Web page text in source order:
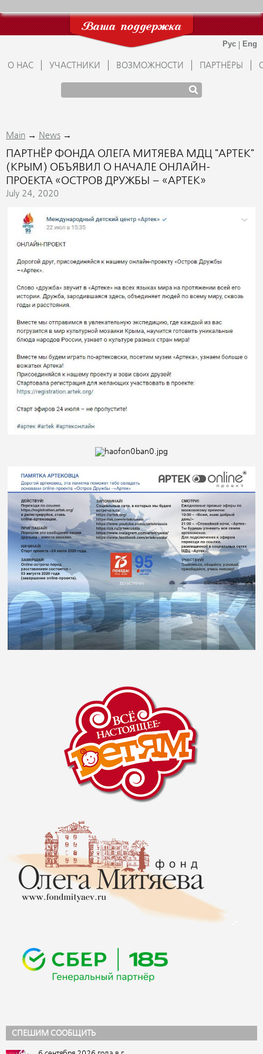
Ваша поддержка
О НАС УЧАСТНИКИ ВОЗМОЖНОСТИ ПАРТНЁРЫ
СПЕШИМ СООБЩИТЬ
Main → News →
ПАРТНЁР ФОНДА ОЛЕГА МИТЯЕВА МДЦ "АРТЕК"
(КРЫМ) ОБЪЯВИЛ О НАЧАЛЕ ОНЛАЙН-
ПРОЕКТА «ОСТРОВ ДРУЖБЫ – «АРТЕК»
July 24, 2020